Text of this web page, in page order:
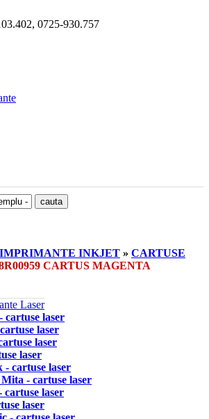
0725-930.757
INKJET » CARTUSE
CARTUS MAGENTA
Laser
cartuse laser
laser
laser
laser
- cartuse laser
- cartuse laser
cartuse laser
laser